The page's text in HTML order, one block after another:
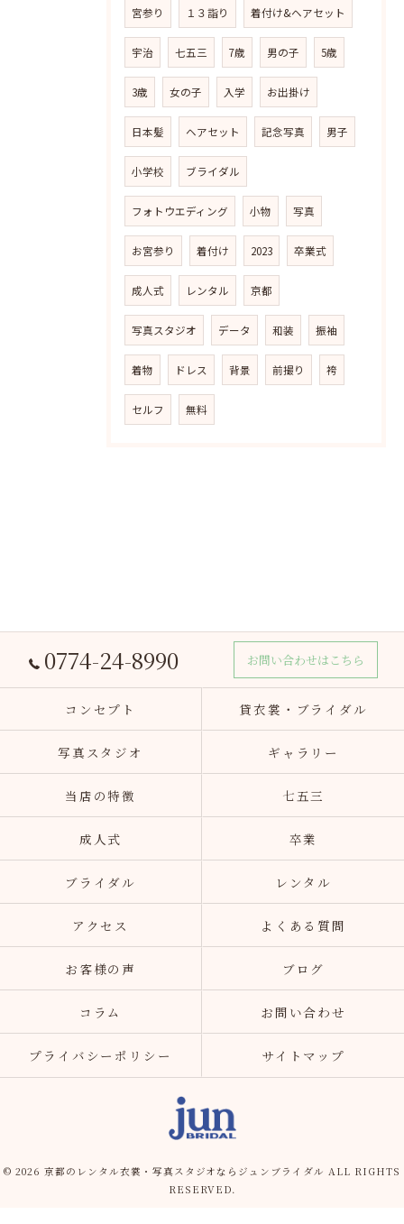
宮参り １３詣り 着付け&ヘアセット
宇治 七五三 7歳 男の子 5歳
3歳 女の子 入学 お出掛け
日本髪 ヘアセット 記念写真 男子
小学校 ブライダル
フォトウエディング 小物 写真
お宮参り 着付け 2023 卒業式
成人式 レンタル 京都
写真スタジオ データ 和装 振袖
着物 ドレス 背景 前撮り 袴
セルフ 無料
0774-24-8990 お問い合わせはこちら
コンセプト 貸衣裳・ブライダル
写真スタジオ ギャラリー
当店の特徴 七五三
成人式 卒業
ブライダル レンタル
アクセス よくある質問
お客様の声 ブログ
コラム お問い合わせ
プライバシーポリシー サイトマップ
© 2026 京都のレンタル衣裳・写真スタジオならジュンブライダル ALL RIGHTS
RESERVED.